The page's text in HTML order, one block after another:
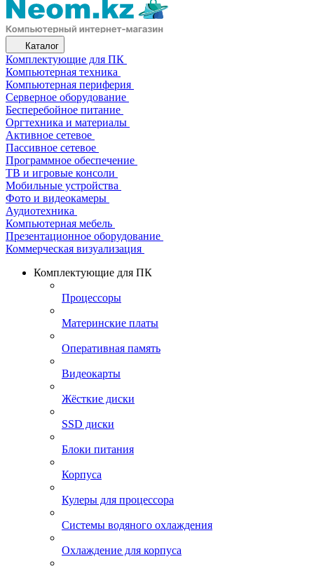
Каталог
Комплектующие для ПК
Компьютерная техника
Компьютерная периферия
Серверное оборудование
Бесперебойное питание
Оргтехника и материалы
Активное сетевое
Пассивное сетевое
Программное обеспечение
ТВ и игровые консоли
Мобильные устройства
Фото и видеокамеры
Аудиотехника
Компьютерная мебель
Презентационное оборудование
Коммерческая визуализация
Комплектующие для ПК
Процессоры
Материнские платы
Оперативная память
Видеокарты
Жёсткие диски
SSD диски
Блоки питания
Корпуса
Кулеры для процессора
Системы водяного охлаждения
Охлаждение для корпуса